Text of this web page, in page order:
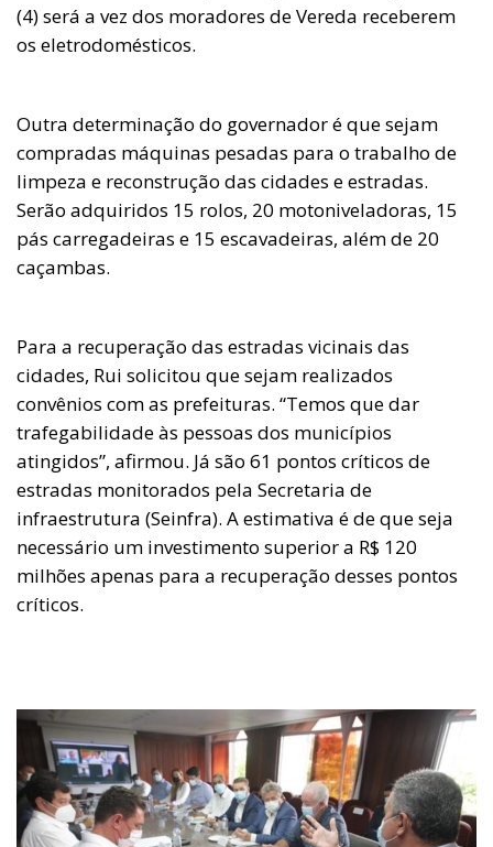
(4) será a vez dos moradores de Vereda receberem
os eletrodomésticos.
Outra determinação do governador é que sejam
compradas máquinas pesadas para o trabalho de
limpeza e reconstrução das cidades e estradas.
Serão adquiridos 15 rolos, 20 motoniveladoras, 15
pás carregadeiras e 15 escavadeiras, além de 20
caçambas.
Para a recuperação das estradas vicinais das
cidades, Rui solicitou que sejam realizados
convênios com as prefeituras. “Temos que dar
trafegabilidade às pessoas dos municípios
atingidos”, afirmou. Já são 61 pontos críticos de
estradas monitorados pela Secretaria de
infraestrutura (Seinfra). A estimativa é de que seja
necessário um investimento superior a R$ 120
milhões apenas para a recuperação desses pontos
críticos.